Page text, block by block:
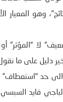
وهو
لا “المؤثر” أو
حد
قايد